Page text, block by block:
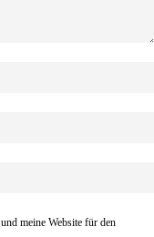
meine Website für den